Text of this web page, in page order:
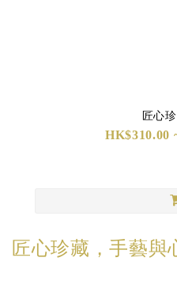
匠心
HK$310.00
匠心珍藏，手藝與